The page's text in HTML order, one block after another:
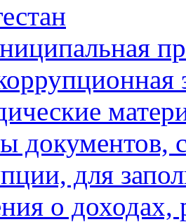
документов,
для
о доходах,